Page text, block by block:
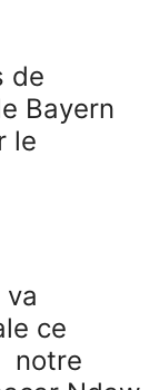
de
Bayern
le
va
ce
notre